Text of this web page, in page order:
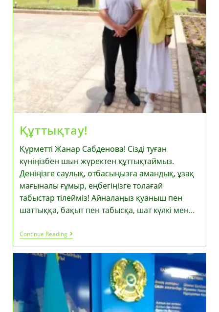
Құттықтау!
Құрметті Жанар Сабденова! Сізді туған
күніңізбен шын жүректен құттықтаймыз.
Деніңізге саулық, отбасыңызға амандық, ұзақ
мағыналы ғұмыр, еңбегіңізге толағай
табыстар тілейміз! Айналаңыз қуаныш пен
шаттыққа, бақыт пен табысқа, шат күлкі мен…
Continue ReadingҚұттықтау!